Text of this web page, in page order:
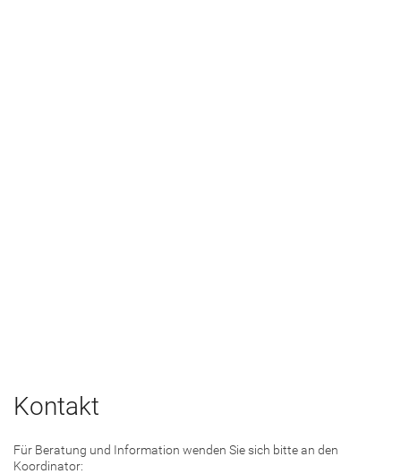
Kontakt
Für Beratung und Information wenden Sie sich bitte an den
Koordinator: